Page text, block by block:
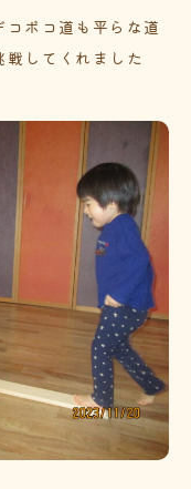
ボコ道も平らな道
戦してくれました